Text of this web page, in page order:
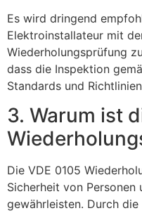
Es wird dringend
Elektroinstallateur mit
Wiederholungsprüfung
dass die Inspektion
Standards und
3. Warum ist
Die VDE 0105
Sicherheit von Personen
gewährleisten. Durch